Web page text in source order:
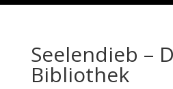
Seelendieb –
Bibliothek